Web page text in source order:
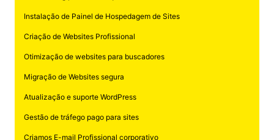
Instalação de Painel de Hospedagem de Sites
Criação de Websites Profissional
Otimização de websites para buscadores
Migração de Websites segura
Atualização e suporte WordPress
Gestão de tráfego pago para sites
Criamos E-mail Profissional corporativo